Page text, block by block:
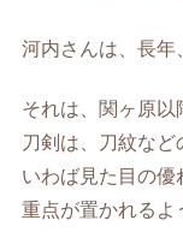
河内さんは、長年
それは、関ヶ原以
刀剣は、刀紋など
いわば見た目の優
重点が置かれるよ